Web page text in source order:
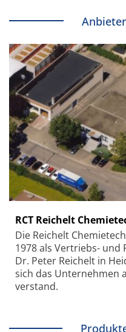
RCT Reichelt
Die Reichelt
1978 als Vertriebs-
Dr. Peter Reichelt in
sich das Unternehmen
verstand.